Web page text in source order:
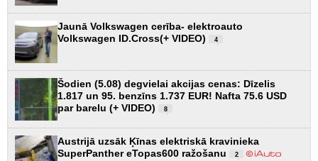
Jaunā Volkswagen cerība- elektroauto
Volkswagen ID.Cross(+ VIDEO)
4
Šodien (5.08) degvielai akcijas cenas: Dīzelis
1.817 un 95. benzīns 1.737 EUR! Nafta 75.6 USD
par barelu (+ VIDEO)
8
Austrijā uzsāk Ķīnas elektriskā kravinieka
SuperPanther eTopas600 ražošanu
2